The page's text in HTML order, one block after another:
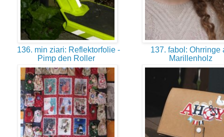
136. min ziari: Reflektorfolie -
Pimp den Roller
137. fabol: Ohrringe
Marillenholz